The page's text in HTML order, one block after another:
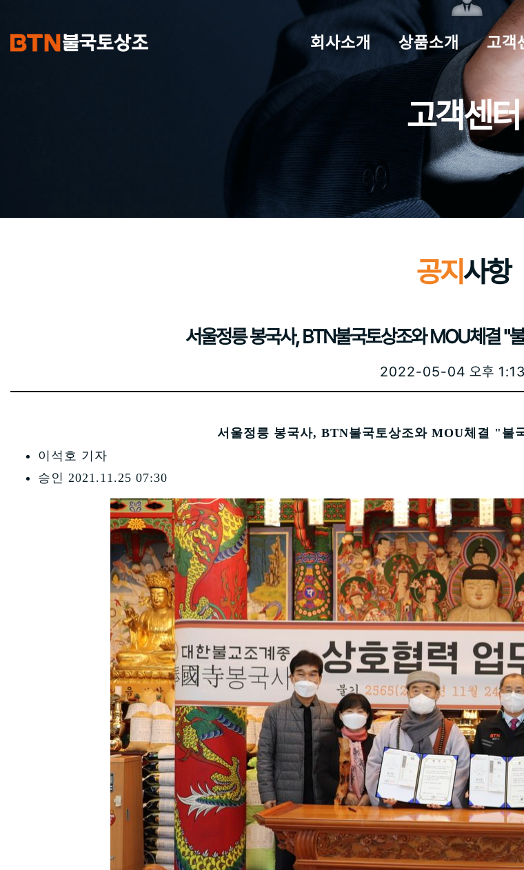
회사소개 상품소개 고객
고객센터
공지사항
서울정릉 봉국사, BTN불국토상조와 MOU체결 "
2022-05-04 오후
서울정릉 봉국사, BTN불국토상조와 MOU체결 "불
이석호 기자
승인 2021.11.25 07:30